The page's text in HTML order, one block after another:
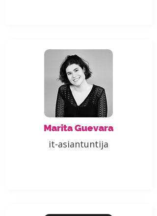
Marita Guevara
it-asiantuntija